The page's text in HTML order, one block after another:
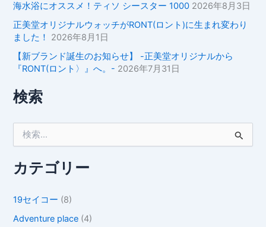
海水浴にオススメ！ティソ シースター 1000 2026年8月3日
正美堂オリジナルウォッチがRONT(ロント)に生まれ変わり
ました！
2026年8月1日
【新ブランド誕生のお知らせ】 -正美堂オリジナルから
『RONT(ロント〉』へ。- 2026年7月31日
検索
象
:カテゴリー
19セイコー (8)
Adventure place (4)